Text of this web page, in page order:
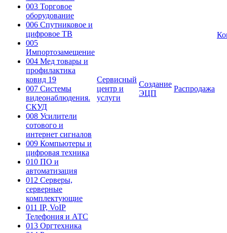
003 Торговое
оборудование
006 Спутниковое и
цифровое ТВ
005
Импортозамещение
004 Мед товары и
профилактика
ковид 19
007 Системы
видеонаблюдения.
СКУД
008 Усилители
сотового и
интернет сигналов
009 Компьютеры и
цифровая техника
010 ПО и
автоматизация
012 Серверы,
серверные
комплектующие
011 IP, VoIP
Телефония и АТС
013 Оргтехника
Сервисный
центр и
услуги
Создание
ЭЦП
Распродажа